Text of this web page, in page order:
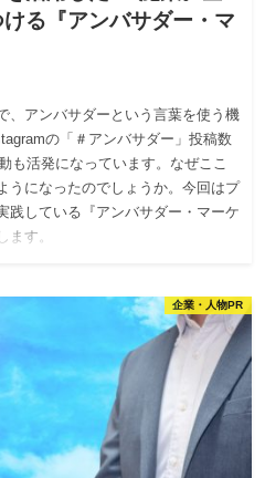
る『アンバサダー・マ
、アンバサダーという言葉を使う機
の「＃アンバサダー」投稿数
も活発になっています。なぜここ
うになったのでしょうか。今回はプ
践している『アンバサダー・マーケ
ます。
企業・人物PR